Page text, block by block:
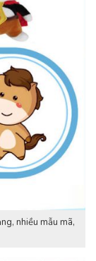
nhiều mẫu mã,